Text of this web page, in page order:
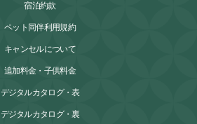
宿泊約款
ペット同伴利用規約
キャンセルについて
追加料金・子供料金
デジタルカタログ・表
デジタルカタログ・裏